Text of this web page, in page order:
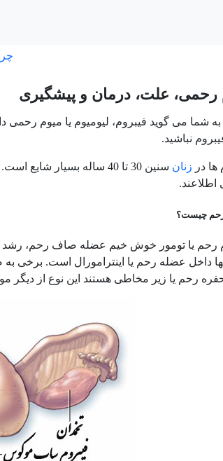
رحمی، علت، درمان و پیشگیری
شما می گوید فیبروم، لیومیوم یا میوم رحمی
نباشید.
ها در زنان سنین 30 تا 40 ساله بسیار شایع است. اما فیبروم ها معمولا باعث مشکل نمی شوند. بسیاری از
اطلاعند.
رحم چیست؟
رحم یا تومور خوش خیم عضله صاف رحم، رشد
داخل عضله رحم یا اینترامورال است.
رحم یا زیر مخاطی هستند این نوع از دیگر